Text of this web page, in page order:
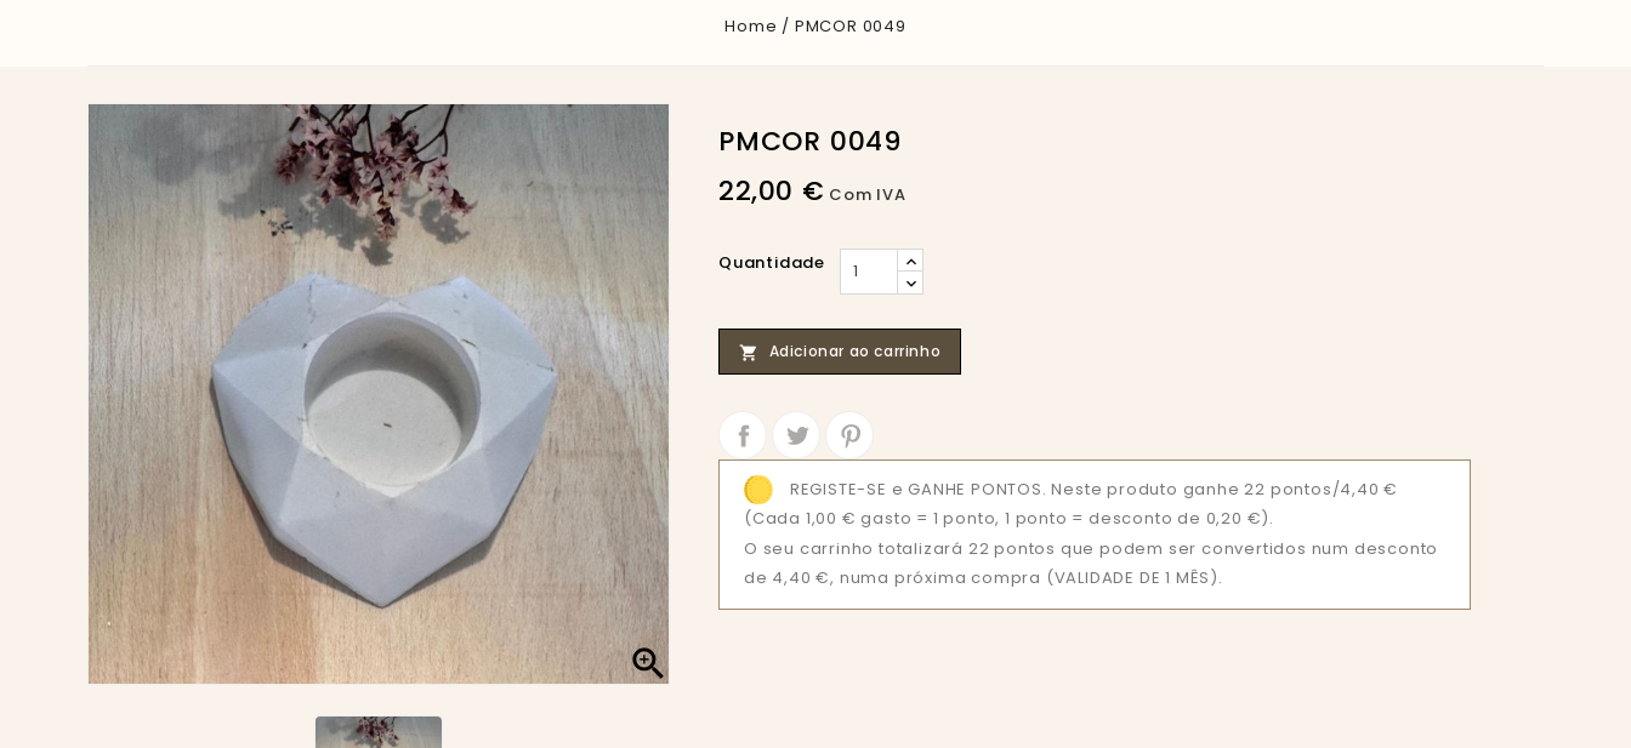
Home PMCOR 0049

PMCOR 0049
22,00 €
Com IVA
Quantidade
 Adicionar ao carrinho
REGISTE-SE e GANHE PONTOS. Neste produto ganhe 22 pontos/4,40 €
(Cada 1,00 € gasto = 1 ponto, 1 ponto = desconto de 0,20 €).
O seu carrinho totalizará 22 pontos que podem ser convertidos num desconto
de 4,40 €, numa próxima compra (VALIDADE DE 1 MÊS).